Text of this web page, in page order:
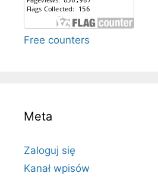
Free counters
Meta
Zaloguj się
Kanał wpisów